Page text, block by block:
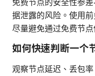
据泄露的风险。使用
尽量避免通过免费节点
如何快速判断一个
观察节点延迟、丢包